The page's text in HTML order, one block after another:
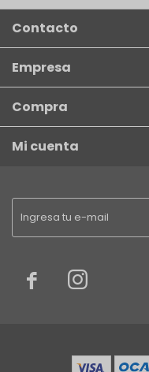
 
Contacto
Empresa
Compra
Mi cuenta